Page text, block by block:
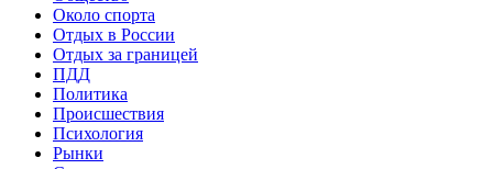
Около спорта
Отдых в России
Отдых за границей
ПДД
Политика
Происшествия
Психология
Рынки